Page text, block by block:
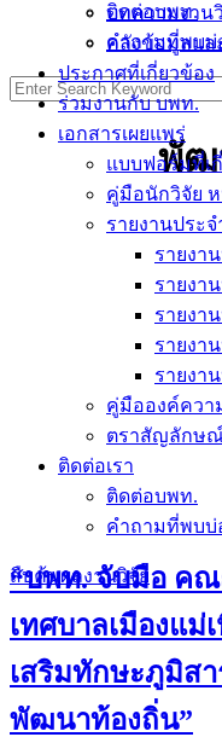
บทความงาน
คลังข้อมูลแล
ประกาศที่เกี่ยวข้อง
ร่วมงานกับ บพท.
เอกสารเผยแพร่
แบบฟอร์มที่เ
คู่มือนักวิจัย
รายงานประจ
รายงา
รายงา
รายงา
รายงา
รายงา
คู่มือองค์ควา
ตราสัญลักษณ์
ติดต่อเรา
ติดต่อบพท.
คำถามที่พบบ่
สืบค้นผลงานวิจัย
ติดต่อบพท.
คำถามที่พบบ่
พัฒ
“บพท. จับมือ คณ
เทศบาลเมืองแม่
เสริมทักษะภูมิส
พัฒนาท้องถิ่น”